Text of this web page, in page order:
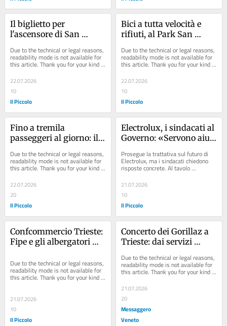
Il biglietto per
l'ascensore di San
gestore ma frena il
Comune di Trieste
Due to the technical or legal reasons,
readability mode is not available for
this article. Thank you for your kind
22.07.2026
10
Il Piccolo
Bici a tutta velocità e
rifiuti, al Park San
l’insofferenza dei
proprietari di posti auto
Due to the technical or legal reasons,
readability mode is not available for
this article. Thank you for your kind
22.07.2026
10
Il Piccolo
Fino a tremila
passeggeri al giorno: il
ascensori di Park San
Giusto
Due to the technical or legal reasons,
readability mode is not available for
this article. Thank you for your kind
22.07.2026
20
Il Piccolo
Electrolux, i sindacati al
Governo: «Servono aiuti
per salvare i posti di
lavoro»
Prosegue la trattativa sul futuro di
Electrolux, ma i sindacati chiedono
risposte concrete. Al tavolo
convocato dopo oltre due mesi di
vertenza, Fim...
21.07.2026
10
Il Piccolo
Confcommercio Trieste:
Fipe e gli albergatori
ecco tutti i componenti
della giunta
Due to the technical or legal reasons,
readability mode is not available for
this article. Thank you for your kind
21.07.2026
10
Il Piccolo
Concerto dei Gorillaz a
Trieste: dai servizi
quello che c’è da sapere
Due to the technical or legal reasons,
readability mode is not available for
this article. Thank you for your kind
21.07.2026
20
Messaggero
Veneto